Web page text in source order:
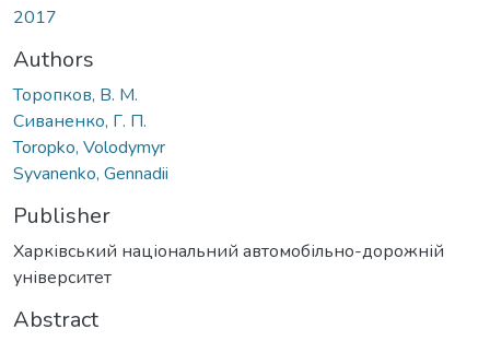
2017
Authors
Торопков, В. М.
Сиваненко, Г. П.
Toropko, Volodymyr
Syvanenko, Gennadii
Publisher
Харківський національний автомобільно-дорожній
університет
Abstract